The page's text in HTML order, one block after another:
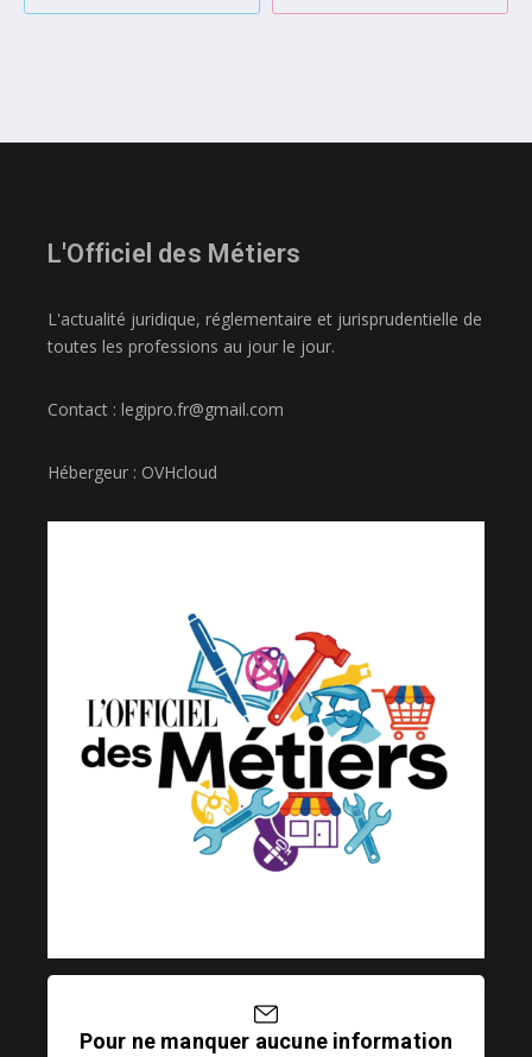
L'Officiel des Métiers
L'actualité juridique, réglementaire et jurisprudentielle de
toutes les professions au jour le jour.
Contact : legipro.fr@gmail.com
Hébergeur : OVHcloud
Pour ne manquer aucune information